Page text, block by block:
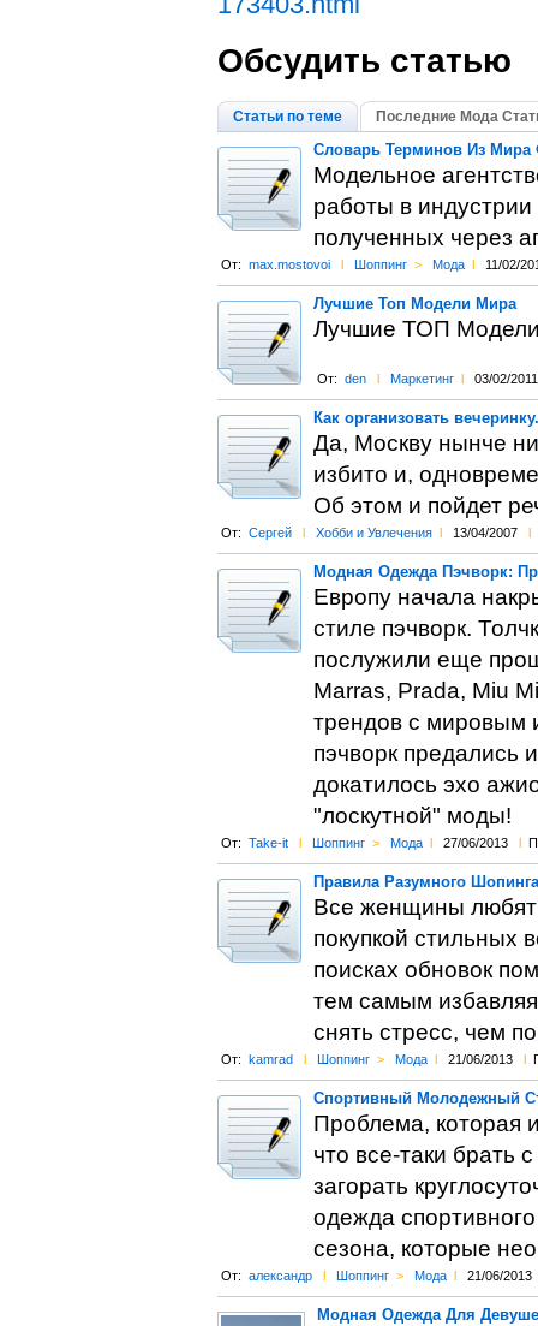
Обсудить статью
Статьи по теме Последние Мода
Словарь Терминов Из Мира
Модельное
работы в
полученных через
От: max.mostovoi l Шоппинг > Мода l 11/02/
Лучшие Топ Модели Мира
Лучшие ТОП Модели
От: den l Маркетинг l 03/02/2011
Как организовать
Да, Москву нынче
избито и,
Об этом и пойдет
От: Сергей l Хобби и Увлечения l 13/04/2007 l
Модная Одежда Пэчворк:
Европу начала
стиле пэчворк.
послужили еще
Marras, Prada, Miu
трендов с мировым
пэчворк предались
докатилось эхо
"лоскутной" моды!
От: Take-it l Шоппинг > Мода l 27/06/2013 l
Правила Разумного
Все женщины любят
покупкой стильных
поисках обновок
тем самым
снять стресс, чем
От: kamrad l Шоппинг > Мода l 21/06/2013 l
Спортивный Молодежный
Проблема, которая
что все-таки брать
загорать
одежда
сезона, которые
От: александр l Шоппинг > Мода l 21/06/2013
Модная Одежда Для